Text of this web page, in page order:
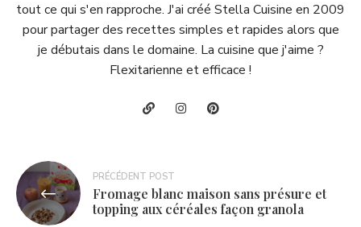
tout ce qui s'en rapproche. J'ai créé Stella Cuisine en 2009
pour partager des recettes simples et rapides alors que
je débutais dans le domaine. La cuisine que j'aime ?
Flexitarienne et efficace !
Navigation
de
PRÉCÉDENT POST
Fromage blanc maison sans présure et
topping aux céréales façon granola